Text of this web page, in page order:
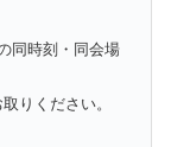
同時刻・同会場
りください。